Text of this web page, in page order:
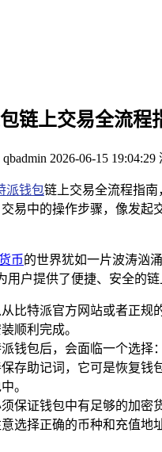
链上交易全流程
2026-06-15 19:04:29
派钱包链上交易全流程指
易中的操作步骤，像发
币的世界犹如一片波涛汹
用户提供了便捷、安全的
从比特派官方网站或者正规
顺利完成。
钱包后，会面临一个选
存助记词，它可是恢复
。
保证钱包中有足够的加
选择正确的币种和充值地